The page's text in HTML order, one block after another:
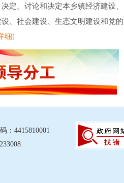
定。讨论和决定本乡镇经济建设、
、社会建设、生态文明建设和党的
细]
：4415810001